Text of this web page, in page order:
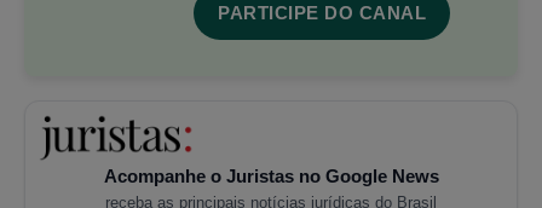
PARTICIPE DO CANAL
Acompanhe o Juristas no Google News
receba as principais notícias jurídicas do Brasil